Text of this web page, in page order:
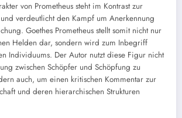
von Prometheus steht im Kontrast zur
verdeutlicht den Kampf um Anerkennung
Goethes Prometheus stellt somit nicht nur
Helden dar, sondern wird zum Inbegriff
Individuums. Der Autor nutzt diese Figur nicht
zwischen Schöpfer und Schöpfung zu
auch, um einen kritischen Kommentar zur
und deren hierarchischen Strukturen